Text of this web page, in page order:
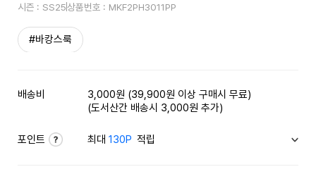
시즌 : SS25상품번호 : MKF2PH3011PP
#바캉스룩
배송비
3,000원 (39,900원 이상 구매시 무료)
(도서산간 배송시 3,000원 추가)
포인트 최대130P 적립